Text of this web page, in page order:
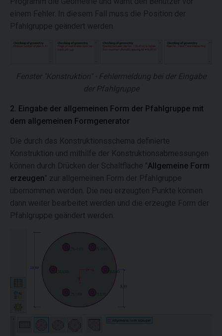
einem Fehler. In diesem Fall muss die Position der
Pfahlgruppe geändert werden.
Fenster "Konstruktion" - Fehlermeldung bei der Eingabe
der Pfahlgruppe
2. Eingabe der allgemeinen Form der Pfahlgruppe mit
dem allgemeinen Formgenerator
Die durch das Konstruktionsschema definierte
Konstruktion und mithilfe der Konstruktionsabmessungen
können durch Drücken der Schaltfläche "Allgemeine Form
erzeugen" zur allgemeinen Form der Pfahlgruppe
übernommen werden. Die neu erzeugten Punkte können
dann weiter bearbeitet werden und die erzeugte Form der
Pfahlgruppe geändert werden.